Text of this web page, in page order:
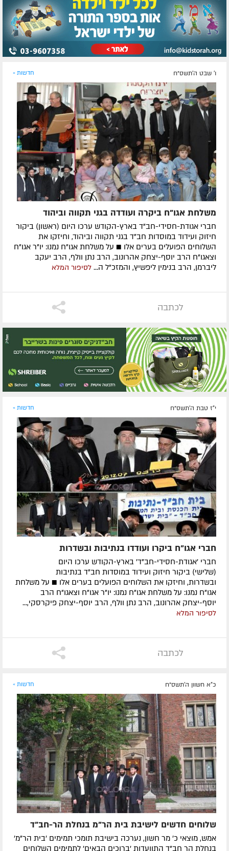
ו' שבט ה׳תשס״ח חדשות »
משלחת אגו"ח ביקרה ועודדה בגני תקווה וביהוד
חברי אגודת-חסידי-חב"ד בארץ-הקודש ערכו היום (ראשון) ביקור
חיזוק ועידוד במוסדות חב"ד בגני תקווה וביהוד, וחיזקו את
השלוחים הפועלים בערים אלו ■ על משלחת אגו"ח נמנו: יו"ר אגו"ח
וצאגו"ח הרב יוסף-יצחק אהרונוב, הרב נתן וולף, הרב יעקב
ליברמן, הרב בנימין ליפשיץ, והמזכ"ל ה... לסיפור המלא
לכתבה
י"ז טבת ה׳תשס״ח חדשות »
חברי אגו"ח ביקרו ועודדו בנתיבות ובשדרות
חברי 'אגודת-חסידי-חב"ד' בארץ-הקודש ערכו היום
(שלישי) ביקור חיזוק ועידוד במוסדות חב"ד בנתיבות
ובשדרות, וחיזקו את השלוחים הפועלים בערים אלו ■ על משלחת
אגו"ח נמנו: על משלחת אגו"ח נמנו: יו"ר אגו"ח וצאגו"ח הרב
יוסף-יצחק אהרונוב, הרב נתן וולף, הרב יוסף-יצחק פיקרסקי,...
לסיפור המלא
לכתבה
כ"א חשוון ה׳תשס״ח חדשות »
שלוחים חדשים לישיבת בית הר"מ בנחלת הר-חב"ד
אמש, מוצאי כ' מר חשון, נערכה בישיבת תומכי תמימים 'בית הר"מ'
בנחלת הר חב"ד התוועדות 'ברוכים הבאים' לתמימים השלוחים